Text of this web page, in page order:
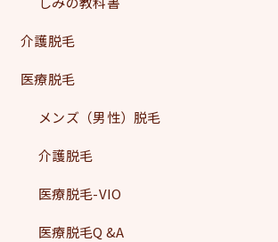
介護脱毛
医療脱毛
メンズ（男性）脱毛
介護脱毛
医療脱毛-VIO
医療脱毛Q &A